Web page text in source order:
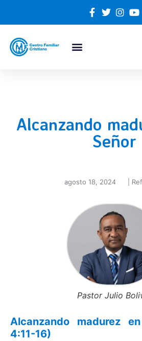
Alcanzando
Señor
agosto 18, 2024
Pastor Julio
Alcanzando madurez
4:11-16)